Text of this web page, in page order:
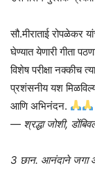
सौ.मीराताई रोपळेकर
घेण्यात येणारी गीता
विशेष परीक्षा नक्कीच
प्रशंसनीय यश
आणि अभिनंदन.
— श्रद्धा जोशी,
3 छान. आनंदाने जगा